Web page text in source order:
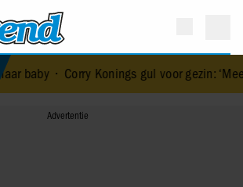
Corry Konings gul voor gezin: ‘Meer voor over